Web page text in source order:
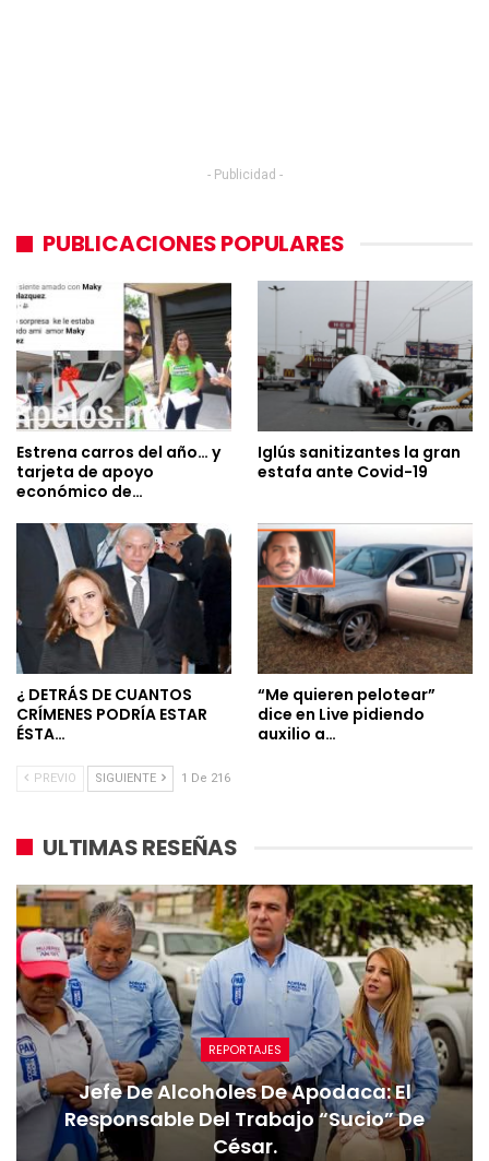
- Publicidad -
PUBLICACIONES POPULARES
Estrena carros del año… y
tarjeta de apoyo
económico de…
Iglús sanitizantes la gran
estafa ante Covid-19
¿ DETRÁS DE CUANTOS
CRÍMENES PODRÍA ESTAR
ÉSTA…
“Me quieren pelotear”
dice en Live pidiendo
auxilio a…
PREVIO SIGUIENTE 1 De 216
ULTIMAS RESEÑAS
REPORTAJES
Jefe De Alcoholes De Apodaca: El
Responsable Del Trabajo “sucio” De
César.